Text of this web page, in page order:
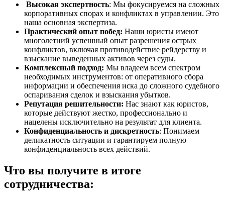
Высокая экспертность: Мы фокусируемся на сложных
корпоративных спорах и конфликтах в управлении. Это
наша основная экспертиза.
Практический опыт побед: Наши юристы имеют
многолетний успешный опыт разрешения острых
конфликтов, включая противодействие рейдерству и
взыскание выведенных активов через суды.
Комплексный подход: Мы владеем всем спектром
необходимых инструментов: от оперативного сбора
информации и обеспечения иска до сложного судебного
оспаривания сделок и взыскания убытков.
Репутация решительности: Нас знают как юристов,
которые действуют жестко, профессионально и
нацелены исключительно на результат для клиента.
Конфиденциальность и дискретность: Понимаем
деликатность ситуации и гарантируем полную
конфиденциальность всех действий.
Что вы получите в итоге
сотрудничества: